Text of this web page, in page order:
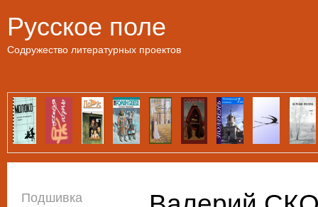
Русское поле
Содружество литературных проектов
Подшивка